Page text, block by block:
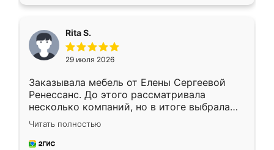
Rita S.
29 июля 2026
Заказывала мебель от Елены Сергеевой
Ренессанс. До этого рассматривала
несколько компаний, но в итоге выбрала
эту. Сначала обговорили условия, потом
приехал замерщик, всё спокойно объяснил
и снял размеры. Изготовили в срок, с
Читать полностью